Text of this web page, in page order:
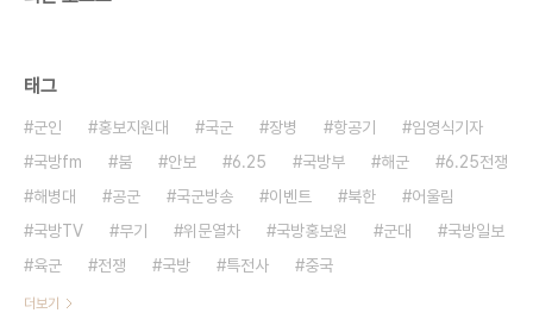
태그
군인 홍보지원대 국군 장병 항공기
임영식기자
국방fm
붐 안보 6.25 국방부 해군
6.25전쟁
해병대
공군 국군방송 이벤트 북한
어울림
국방TV
무기 위문열차 국방홍보원 군대
국방일보
육군
전쟁 국방 특전사 중국
더보기